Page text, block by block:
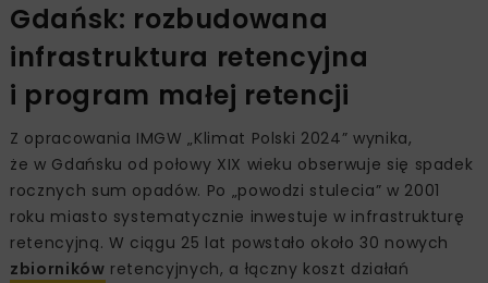
Gdańsk: rozbudowana
infrastruktura retencyjna
i program małej retencji
Z opracowania IMGW „Klimat Polski 2024” wynika,
że w Gdańsku od połowy XIX wieku obserwuje się spadek
rocznych sum opadów. Po „powodzi stulecia” w 2001
roku miasto systematycznie inwestuje w infrastrukturę
retencyjną. W ciągu 25 lat powstało około 30 nowych
zbiorników retencyjnych, a łączny koszt działań